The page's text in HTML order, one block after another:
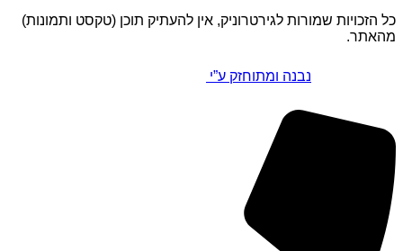
כל הזכויות שמורות לגירטרוניק, אין להעתיק תוכן (טקסט ותמונות)
מהאתר.
נבנה ומתוחזק ע”י